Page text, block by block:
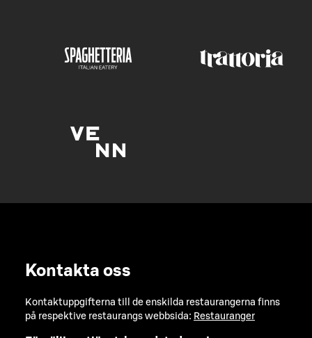
Kontakta oss
Kontaktuppgifterna till de enskilda restaurangerna finns
på respektive restaurangs webbsida: Restauranger